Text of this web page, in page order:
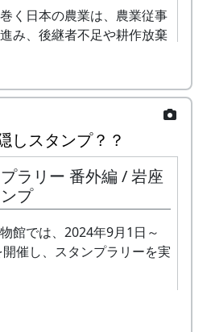
⻩⾦の
海
1999
テン
みんな
テン
あした
は帰ろ
2000
ってい
る
2002
く日本の農業は、農業従事
み、後継者不足や耕作放棄
す。
している日本の農業・農村
基盤となる棚田を維持・保
の課題となっています。
たり棚田に関する研究・啓
、新たに「棚田のいま」を
写真に捉え、広く国民に発
全に寄与したいと考え、こ
第2回 棚田学会 「棚田のい
を下記のように開催しま
さい。
しスタンプ？？
ラリー 番外編 / 岩座
プ
館では、2024年9月1日～
催し、スタンプラリーを実
は何カ所も行かないと達成
「棚田の里 岩座神」に